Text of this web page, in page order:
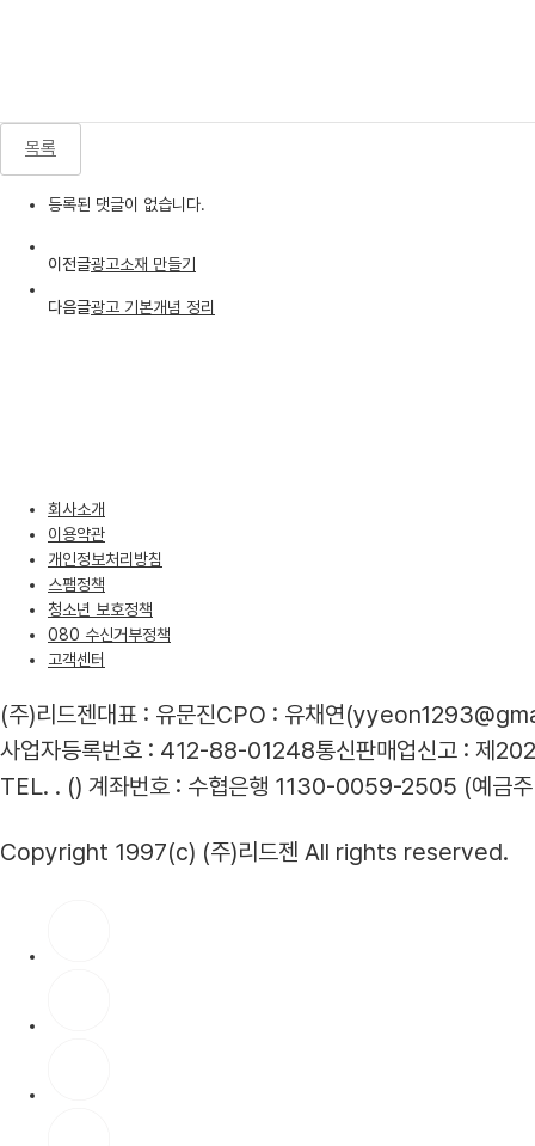
목록
등록된 댓글이 없습니다.
이전글광고소재 만들기
다음글광고 기본개념 정리
회사소개
이용약관
개인정보처리방침
스팸정책
청소년 보호정책
080 수신거부정책
고객센터
(주)리드젠대표 : 유문진CPO : 유채연
사업자등록번호 : 412-88-01248통신판매업신고 : 제
TEL. . () 계좌번호 : 수협은행 1130-0059-2505 (예금주
Copyright 1997(c) (주)리드젠 All rights reserved.